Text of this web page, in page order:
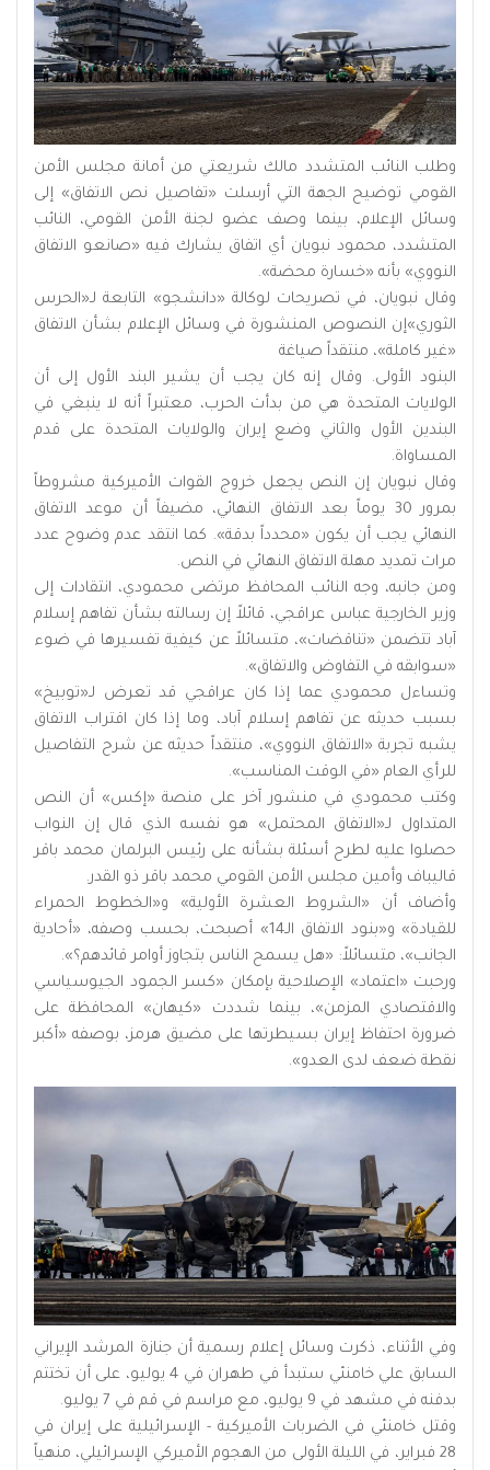
وطلب النائب المتشدد مالك شريعتي من أمانة مجلس الأمن
القومي توضيح الجهة التي أرسلت «تفاصيل نص الاتفاق» إلى
وسائل الإعلام، بينما وصف عضو لجنة الأمن القومي، النائب
المتشدد، محمود نبويان أي اتفاق يشارك فيه «صانعو الاتفاق
النووي» بأنه «خسارة محضة».
وقال نبويان، في تصريحات لوكالة «دانشجو» التابعة لـ«الحرس
الثوري»إن النصوص المنشورة في وسائل الإعلام بشأن الاتفاق
«غير كاملة»، منتقداً صياغة
البنود الأولى. وقال إنه كان يجب أن يشير البند الأول إلى أن
الولايات المتحدة هي من بدأت الحرب، معتبراً أنه لا ينبغي في
البندين الأول والثاني وضع إيران والولايات المتحدة على قدم
المساواة.
وقال نبويان إن النص يجعل خروج القوات الأميركية مشروطاً
بمرور 30 يوماً بعد الاتفاق النهائي، مضيفاً أن موعد الاتفاق
النهائي يجب أن يكون «محدداً بدقة». كما انتقد عدم وضوح عدد
مرات تمديد مهلة الاتفاق النهائي في النص.
ومن جانبه، وجه النائب المحافظ مرتضى محمودي، انتقادات إلى
وزير الخارجية عباس عراقجي، قائلاً إن رسالته بشأن تفاهم إسلام
آباد تتضمن «تناقضات»، متسائلاً عن كيفية تفسيرها في ضوء
«سوابقه في التفاوض والاتفاق».
وتساءل محمودي عما إذا كان عراقجي قد تعرض لـ«توبيخ»
بسبب حديثه عن تفاهم إسلام آباد، وما إذا كان اقتراب الاتفاق
يشبه تجربة «الاتفاق النووي»، منتقداً حديثه عن شرح التفاصيل
للرأي العام «في الوقت المناسب».
وكتب محمودي في منشور آخر على منصة «إكس» أن النص
المتداول لـ«الاتفاق المحتمل» هو نفسه الذي قال إن النواب
حصلوا عليه لطرح أسئلة بشأنه على رئيس البرلمان محمد باقر
قاليباف وأمين مجلس الأمن القومي محمد باقر ذو القدر.
وأضاف أن «الشروط العشرة الأولية» و«الخطوط الحمراء
للقيادة» و«بنود الاتفاق الـ14» أصبحت، بحسب وصفه، «أحادية
الجانب»، متسائلاً: «هل يسمح الناس بتجاوز أوامر قائدهم؟».
ورحبت «اعتماد» الإصلاحية بإمكان «كسر الجمود الجيوسياسي
والاقتصادي المزمن»، بينما شددت «كيهان» المحافظة على
ضرورة احتفاظ إيران بسيطرتها على مضيق هرمز، بوصفه «أكبر
نقطة ضعف لدى العدو».
وفي الأثناء، ذكرت وسائل إعلام رسمية أن جنازة المرشد الإيراني
السابق علي خامنئي ستبدأ في طهران في 4 يوليو، على أن تختتم
بدفنه في مشهد في 9 يوليو، مع مراسم في قم في 7 يوليو.
وقتل خامنئي في الضربات الأميركية - الإسرائيلية على إيران في
28 فبراير، في الليلة الأولى من الهجوم الأميركي الإسرائيلي، منهياً